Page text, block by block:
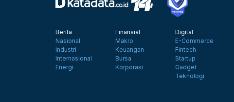
Berita
Nasional
Industri
Internasional
Energi
Finansial
Makro
Keuangan
Bursa
Korporasi
Digital
E-Commerce
Fintech
Startup
Gadget
Teknologi